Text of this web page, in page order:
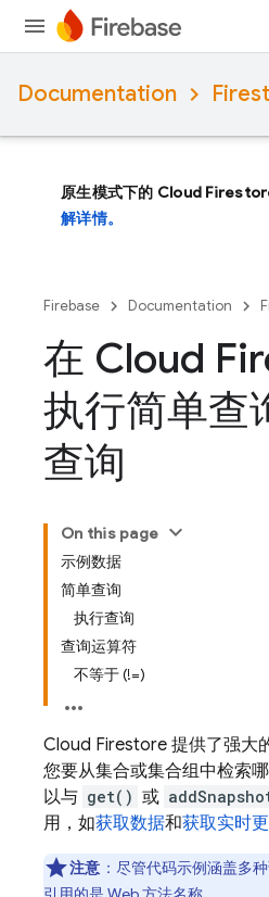
Documentation
原生模式下的 Cloud
解详情。
Firebase Documentation
在 Cloud
执行简单查
查询
On this page
示例数据
简单查询
执行查询
查询运算符
不等于 (!=)
Cloud Firestore 提供了强大
您要从集合或集合组中检索
以与 get() 或
用，如获取数据和获取实时
注意 ： 尽管代码示例涵盖多